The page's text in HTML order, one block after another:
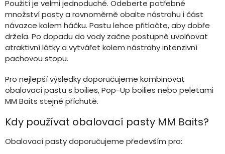
Použití je velmi jednoduché. Odeberte potřebné
množství pasty a rovnoměrně obalte nástrahu i část
návazce kolem háčku. Pastu lehce přitlačte, aby dobře
držela. Po dopadu do vody začne postupně uvolňovat
atraktivní látky a vytvářet kolem nástrahy intenzivní
pachovou stopu.
Pro nejlepší výsledky doporučujeme kombinovat
obalovací pastu s boilies, Pop-Up boilies nebo peletami
MM Baits stejné příchutě.
Kdy používat obalovací pasty MM Baits?
Obalovací pasty doporučujeme především pro: